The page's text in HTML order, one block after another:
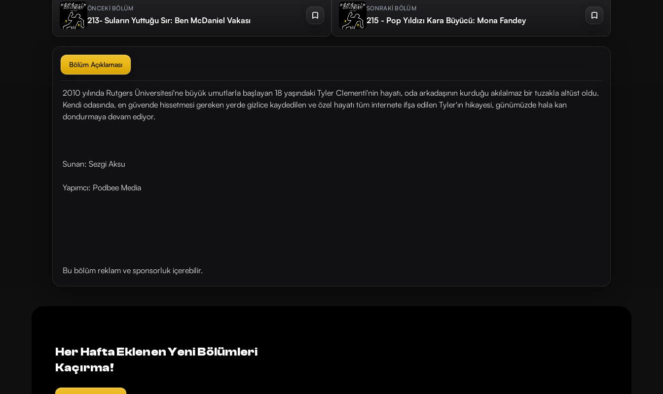
ÖNCEKİ BÖLÜM
213- Suların Yuttuğu Sır: Ben McDaniel Vakası
SONRAKİ BÖLÜM
215 - Pop Yıldızı Kara Büyücü: Mona Fandey
Bölüm Açıklaması
2010 yılında Rutgers Üniversitesi'ne büyük umutlarla başlayan 18 yaşındaki Tyler Clementi'nin hayatı, oda arkadaşının kurduğu akılalmaz bir tuzakla altüst oldu.
Kendi odasında, en güvende hissetmesi gereken yerde gizlice kaydedilen ve özel hayatı tüm internete ifşa edilen Tyler'ın hikayesi, günümüzde hala kan
dondurmaya devam ediyor.
Sunan: Sezgi Aksu
Yapımcı: Podbee Media
Bu bölüm reklam ve sponsorluk içerebilir.
Her Hafta Eklenen Yeni Bölümleri
Kaçırma!